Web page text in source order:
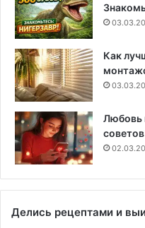
Как
Любовь
советов
Делись рецептами и